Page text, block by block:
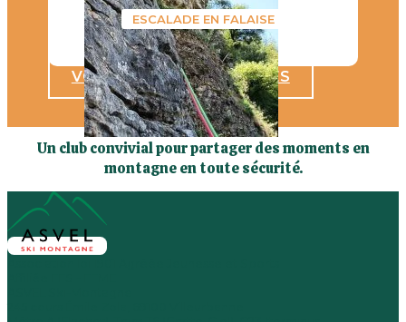
ESCALADE EN FALAISE
VOIR TOUTES LES SORTIES
Un club convivial pour partager des moments en
montagne en toute sécurité.